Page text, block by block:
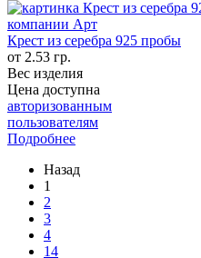
Крест из серебра 925 пробы
от 2.53 гр.
Вес изделия
Цена доступна
авторизованным
пользователям
Подробнее
Назад
1
2
3
4
14